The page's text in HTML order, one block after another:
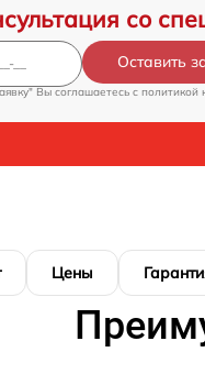
со
Оставить
Вы соглашаетесь c политикой
Цены